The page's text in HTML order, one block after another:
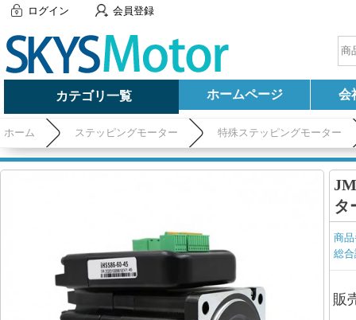
ログイン 会員登録
カテゴリ一覧 ホームページ 会
ホーム ステッピングモーター 特殊ステッピングモーター
タ
商
総
販